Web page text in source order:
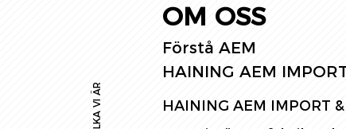
VILKA VI ÄR
OM OSS
Förstå AEM
HAINING AEM
HAINING AEM IMPORT